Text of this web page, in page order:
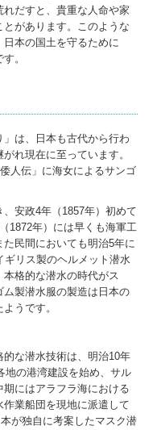
だすと、貴重な人命や家
があります。このような
本の国土を守るために
。
は、日本も古代から行わ
れ現在に至っています。
人伝」に海女によるサンゴ
安政4年（1857年）初めて
1872年）には早くも海軍工
民間においても明治5年に
ギリス製のヘルメット潜水
格的な潜水の時代がス
製潜水服の製造は日本の
うです。
な潜水技術は、明治10年
地の港湾建設を始め、サル
にはアラフラ海における
業船団を現地に派遣して
が独自に考案したマスク潜